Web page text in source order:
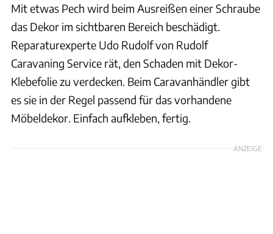
Mit etwas Pech wird beim Ausreißen einer Schraube
das Dekor im sichtbaren Bereich beschädigt.
Reparaturexperte Udo Rudolf von Rudolf
Caravaning Service rät, den Schaden mit Dekor-
Klebefolie zu verdecken. Beim Caravanhändler gibt
es sie in der Regel passend für das vorhandene
Möbeldekor. Einfach aufkleben, fertig.
ANZEIGE